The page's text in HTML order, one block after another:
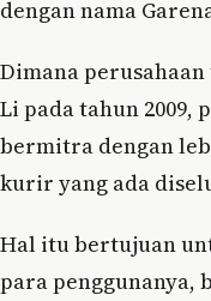
dengan nama
Dimana
Li pada tahun 2009,
bermitra dengan
kurir yang ada
Hal itu bertujuan
para penggunanya,